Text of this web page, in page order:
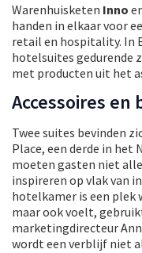
Warenhuisketen Inno
handen in elkaar voor
retail en hospitality. In
hotelsuites gedurende
met producten uit het
Accessoires en
Twee suites bevinden
Place, een derde in het
moeten gasten niet
inspireren op vlak van
hotelkamer is een plek
maar ook voelt,
marketingdirecteur
wordt een verblijf niet